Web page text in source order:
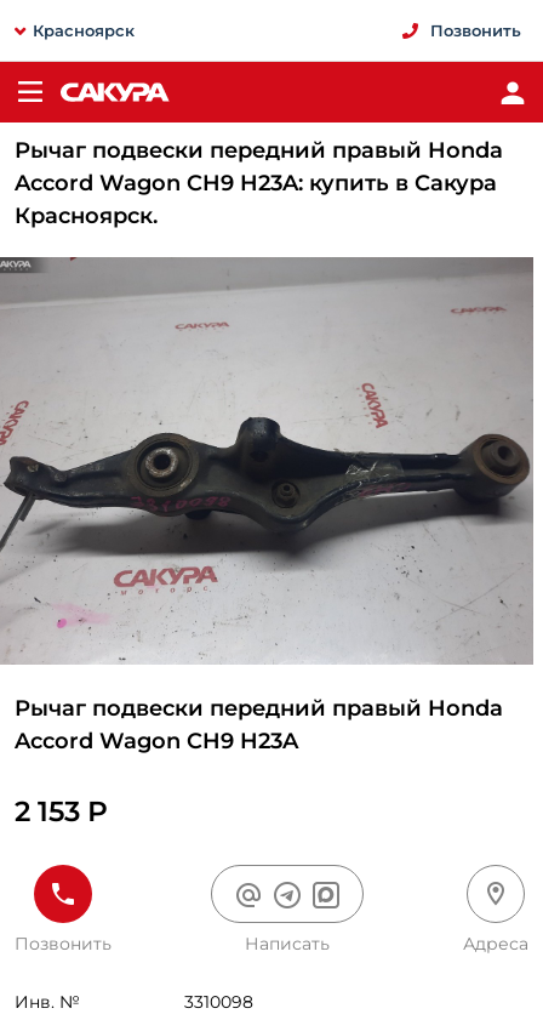
Красноярск Позвонить
Рычаг подвески передний правый Honda
Accord Wagon CH9 H23A: купить в Сакура
Красноярск.
Рычаг подвески передний правый Honda
Accord Wagon CH9 H23A
2 153 Р
Позвонить Написать Адреса
Инв. №
3310098